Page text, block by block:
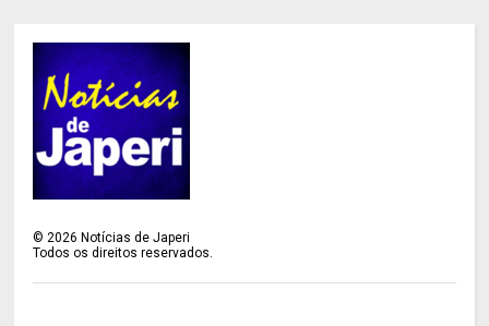
©2026 Notícias de Japeri
Todos os direitos reservados.